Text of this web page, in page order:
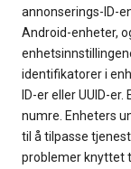
annonserings-ID-
Android-enheter,
identifikatorer i
ID-er eller UUID-
numre. Enheters
til å tilpasse
problemer knyttet